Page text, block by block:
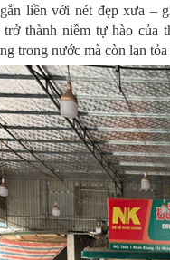
liền với nét đẹp xưa –
trở thành niềm tự hào
trong nước mà còn lan